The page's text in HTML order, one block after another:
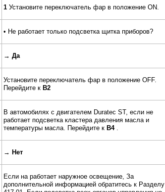
1 Установите переключатель фар в положение ON.
• Не работает только подсветка щитка приборов?
→ Да
Установите переключатель фар в положение OFF.
Перейдите к B2
В автомобилях с двигателем Duratec ST, если не
работает подсветка кластера давления масла и
температуры масла. Перейдите к B4.
→ Нет
Если на работает наружное освещение, За
дополнительной информацией обратитесь к Разделу